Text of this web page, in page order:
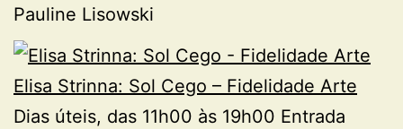
Pauline Lisowski
Elisa Strinna: Sol Cego – Fidelidade Arte
Dias úteis, das 11h00 às 19h00 Entrada